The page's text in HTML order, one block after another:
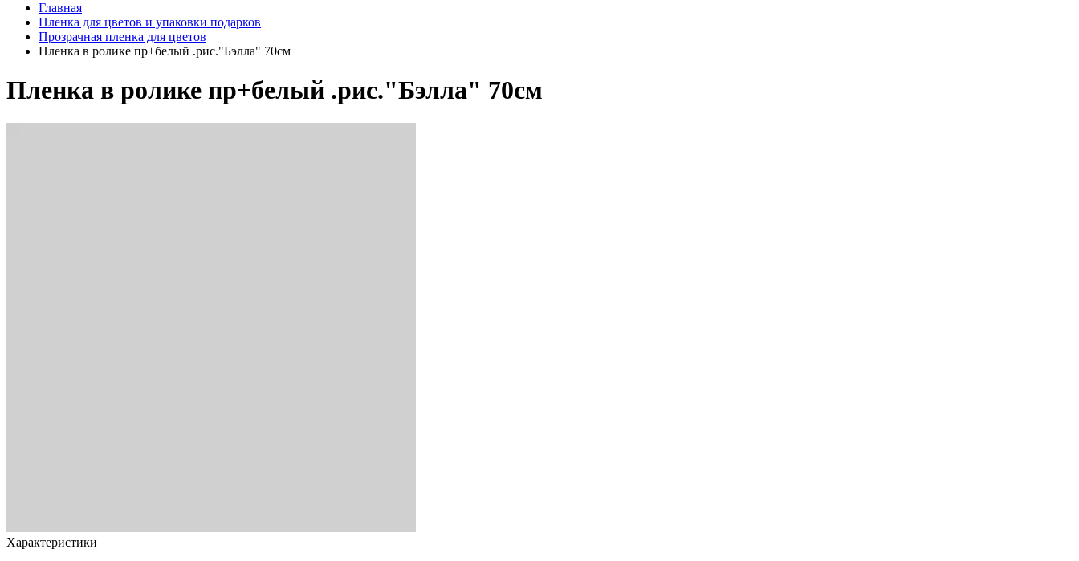
Главная
Пленка для цветов и упаковки подарков
Прозрачная пленка для цветов
Пленка в ролике пр+белый .рис."Бэлла" 70см
Пленка в ролике пр+белый .рис."Бэлла" 70см
Характеристики